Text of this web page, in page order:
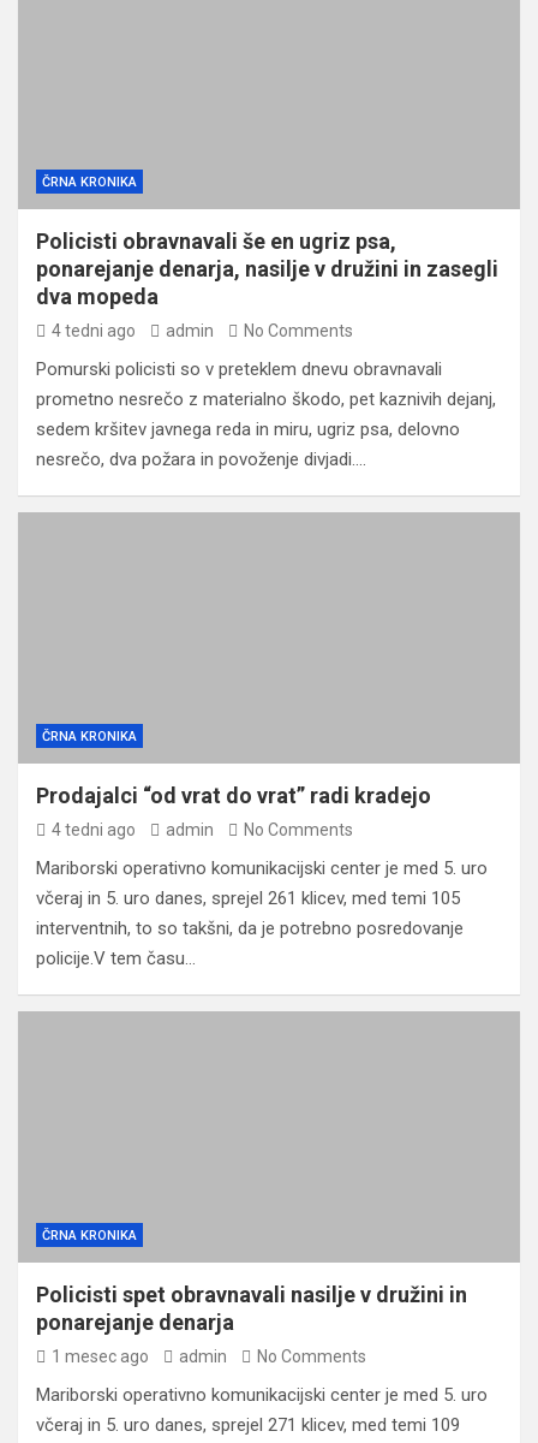
ČRNA KRONIKA
Policisti obravnavali še en ugriz psa,
ponarejanje denarja, nasilje v družini in zasegli
dva mopeda
4 tedni ago admin No Comments
Pomurski policisti so v preteklem dnevu obravnavali
prometno nesrečo z materialno škodo, pet kaznivih dejanj,
sedem kršitev javnega reda in miru, ugriz psa, delovno
nesrečo, dva požara in povoženje divjadi.…
ČRNA KRONIKA
Prodajalci “od vrat do vrat” radi kradejo
4 tedni ago admin No Comments
Mariborski operativno komunikacijski center je med 5. uro
včeraj in 5. uro danes, sprejel 261 klicev, med temi 105
interventnih, to so takšni, da je potrebno posredovanje
policije.V tem času…
ČRNA KRONIKA
Policisti spet obravnavali nasilje v družini in
ponarejanje denarja
1 mesec ago admin No Comments
Mariborski operativno komunikacijski center je med 5. uro
včeraj in 5. uro danes, sprejel 271 klicev, med temi 109